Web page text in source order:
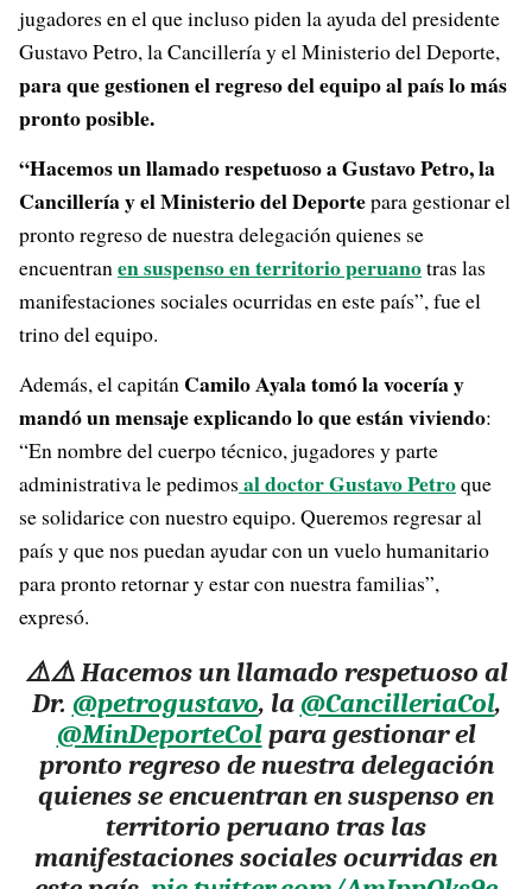
jugadores en el que incluso piden la ayuda del presidente
Gustavo Petro, la Cancillería y el Ministerio del Deporte,
para que gestionen el regreso del equipo al país lo más
pronto posible.
“Hacemos un llamado respetuoso a Gustavo Petro, la
Cancillería y el Ministerio del Deportepara gestionar el
pronto regreso de nuestra delegación quienes se
encuentranen suspenso en territorio peruanotras las
manifestaciones sociales ocurridas en este país”, fue el
trino del equipo.
Además, el capitán Camilo Ayala tomó la vocería y
mandó un mensaje explicando lo que están viviendo:
“En nombre del cuerpo técnico, jugadores y parte
administrativa le pedimos al doctor Gustavo Petroque
se solidarice con nuestro equipo. Queremos regresar al
país y que nos puedan ayudar con un vuelo humanitario
para pronto retornar y estar con nuestra familias”,
expresó.
⚠️⚠️ Hacemos un llamado respetuoso al
Dr. @petrogustavo, la@CancilleriaCol,
@MinDeporteColpara gestionar el
pronto regreso de nuestra delegación
quienes se encuentran en suspenso en
territorio peruano tras las
manifestaciones sociales ocurridas en